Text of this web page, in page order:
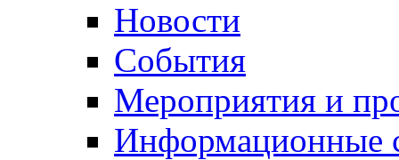
Новости
События
Мероприятия и
Информационные